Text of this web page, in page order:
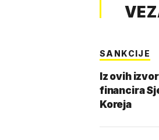
SANKCIJE
Iz ovih
financira
Koreja